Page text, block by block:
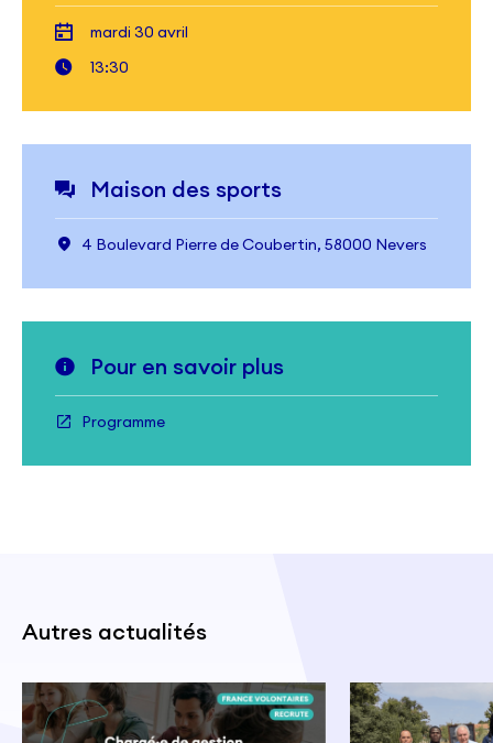
mardi 30 avril
13:30
Maison des sports
4 Boulevard Pierre de Coubertin, 58000 Nevers
Pour en savoir plus
Programme
Autres actualités